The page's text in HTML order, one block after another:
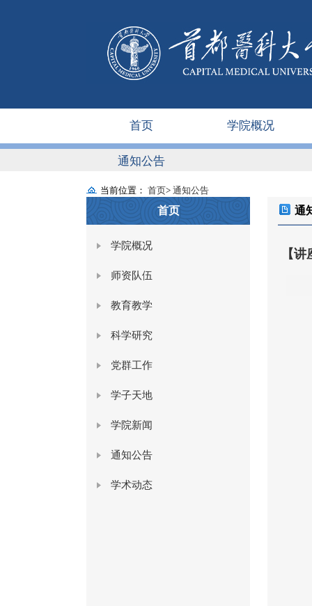
首页 学院概况
通知公告
当前位置： 首页> 通知公告
首页
学院概况
师资队伍
教育教学
科学研究
党群工作
学子天地
学院新闻
通知公告
学术动态
通
【